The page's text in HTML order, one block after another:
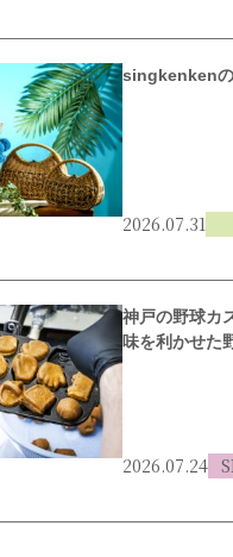
singkenken
2026.07.31
神戸の野球カ
味を利かせた
2026.07.24